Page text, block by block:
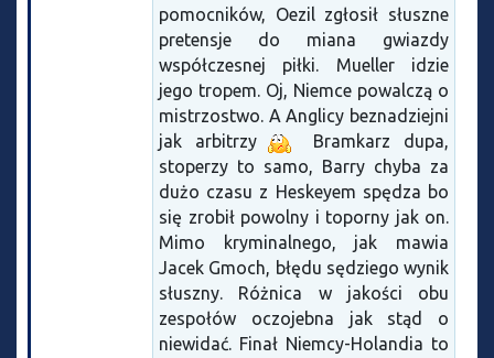
pomocników, Oezil zgłosił słuszne
pretensje do miana gwiazdy
współczesnej piłki. Mueller idzie
jego tropem. Oj, Niemce powalczą o
mistrzostwo. A Anglicy beznadziejni
jak arbitrzy
Bramkarz dupa,
stoperzy to samo, Barry chyba za
dużo czasu z Heskeyem spędza bo
się zrobił powolny i toporny jak on.
Mimo kryminalnego, jak mawia
Jacek Gmoch, błędu sędziego wynik
słuszny. Różnica w jakości obu
zespołów oczojebna jak stąd o
niewidać. Finał Niemcy-Holandia to